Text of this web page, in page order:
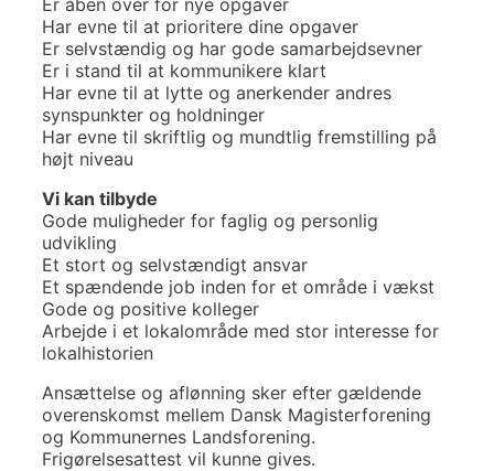
Har evne til at prioritere dine opgaver
Er selvstændig og har gode samarbejdsevner
Er i stand til at kommunikere klart
Har evne til at lytte og anerkender andres
synspunkter og holdninger
Har evne til skriftlig og mundtlig fremstilling på
højt niveau
Vi kan tilbyde
Gode muligheder for faglig og personlig
udvikling
Et stort og selvstændigt ansvar
Et spændende job inden for et område i vækst
Gode og positive kolleger
Arbejde i et lokalområde med stor interesse for
lokalhistorien
Ansættelse og aflønning sker efter gældende
overenskomst mellem Dansk Magisterforening
og Kommunernes Landsforening.
Frigørelsesattest vil kunne gives.